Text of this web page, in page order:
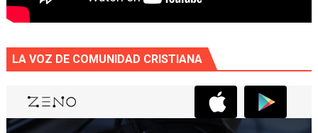
LA VOZ DE COMUNIDAD CRISTIANA